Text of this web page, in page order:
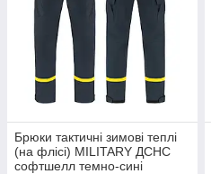
Брюки тактичні зимові теплі
(на флісі) MILITARY ДСНС
софтшелл темно-сині